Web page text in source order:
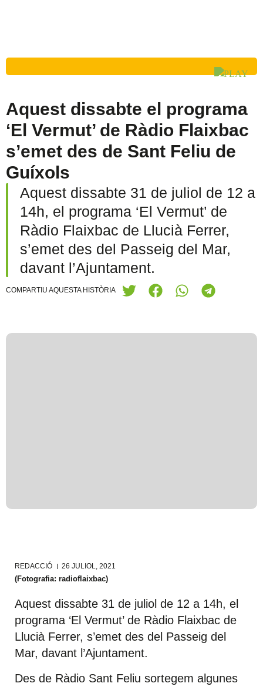
Aquest dissabte el programa
‘El Vermut’ de Ràdio Flaixbac
s’emet des de Sant Feliu de
Guíxols
Aquest dissabte 31 de juliol de 12 a
14h, el programa ‘El Vermut’ de
Ràdio Flaixbac de Llucià Ferrer,
s’emet des del Passeig del Mar,
davant l’Ajuntament.
COMPARTIU AQUESTA HISTÒRIA
REDACCIÓ 26 JULIOL, 2021
(Fotografia: radioflaixbac)
Aquest dissabte 31 de juliol de 12 a 14h, el
programa ‘El Vermut’ de Ràdio Flaixbac de
Llucià Ferrer, s’emet des del Passeig del
Mar, davant l’Ajuntament.
Des de Ràdio Sant Feliu sortegem algunes